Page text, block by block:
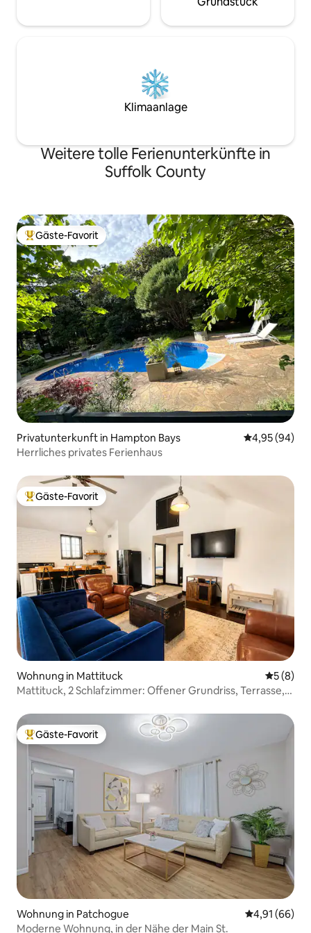
Klimaanlage
Weitere tolle Ferienunterkünfte in
Suffolk County
Beliebter Gäste-Favorit.
Gäste-Favorit
Privatunterkunft in Hampton Bays
4,95 (94)
Herrliches privates Ferienhaus
Beliebter Gäste-Favorit.
Gäste-Favorit
Wohnung in Mattituck
5 (8)
Mattituck, 2 Schlafzimmer: Offener Grundriss, Terrasse,
Beliebter Gäste-Favorit.
Gäste-Favorit
Wohnung in Patchogue
4,91 (66)
Moderne Wohnung, in der Nähe der Main St.